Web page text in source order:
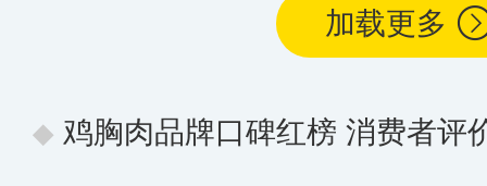
加载更多
鸡胸肉品牌口碑红榜 消费者评